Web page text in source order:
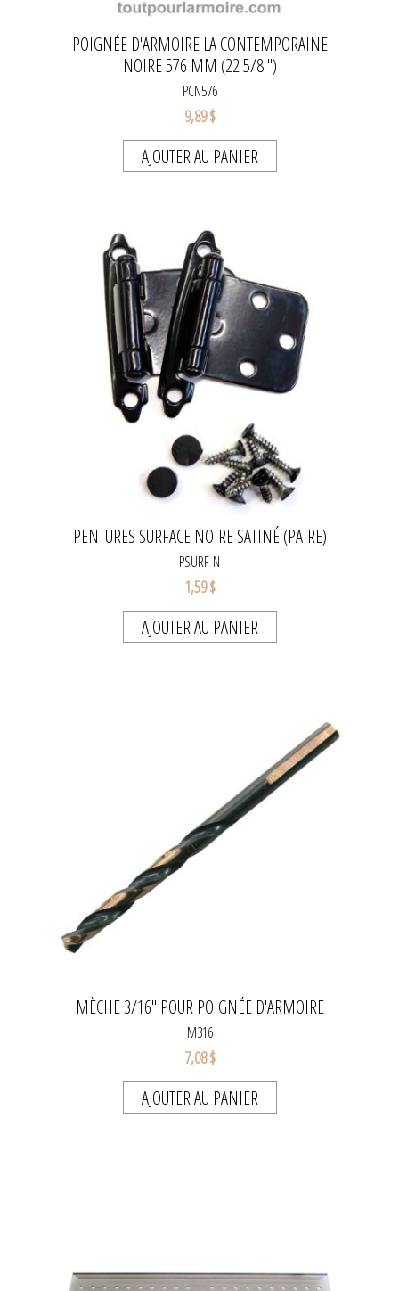
POIGNÉE D'ARMOIRE LA CONTEMPORAINE
NOIRE 576 MM (22 5/8 ")
PCN576
9,89 $
AJOUTER AU PANIER
PENTURES SURFACE NOIRE SATINÉ (PAIRE)
PSURF-N
1,59 $
AJOUTER AU PANIER
MÈCHE 3/16" POUR POIGNÉE D'ARMOIRE
M316
7,08 $
AJOUTER AU PANIER